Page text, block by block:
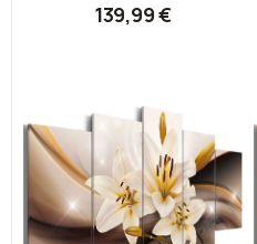
139,99 €